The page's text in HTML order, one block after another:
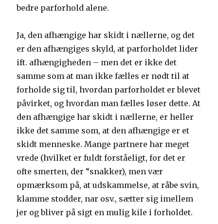
bedre parforhold alene.
Ja, den afhængige har skidt i nællerne, og det
er den afhængiges skyld, at parforholdet lider
ift. afhængigheden – men det er ikke det
samme som at man ikke fælles er nødt til at
forholde sig til, hvordan parforholdet er blevet
påvirket, og hvordan man fælles løser dette. At
den afhængige har skidt i nællerne, er heller
ikke det samme som, at den afhængige er et
skidt menneske. Mange partnere har meget
vrede (hvilket er fuldt forståeligt, for det er
ofte smerten, der “snakker), men vær
opmærksom på, at udskammelse, at råbe svin,
klamme stodder, nar osv., sætter sig imellem
jer og bliver på sigt en mulig kile i forholdet.